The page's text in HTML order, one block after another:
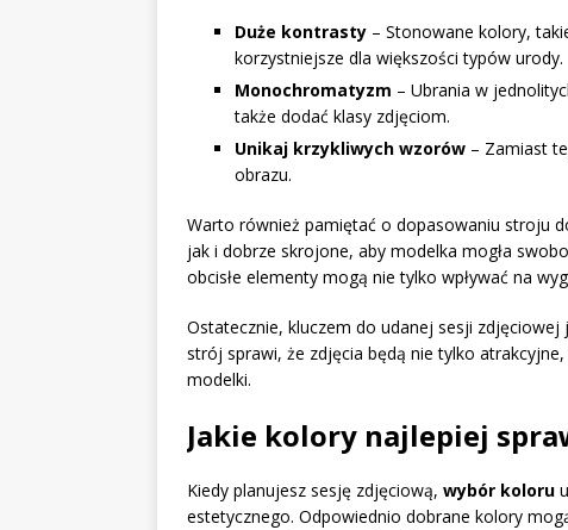
Duże kontrasty – Stonowane kolory,
korzystniejsze dla większości typów urody.
Monochromatyzm – Ubrania w
także dodać klasy zdjęciom.
Unikaj krzykliwych wzorów – Zamiast
obrazu.
Warto również pamiętać o dopasowaniu stroju
jak i dobrze skrojone, aby modelka mogła
obcisłe elementy mogą nie tylko wpływać na
Ostatecznie, kluczem do udanej sesji
strój sprawi, że zdjęcia będą nie tylko
modelki.
Jakie kolory najlepiej
Kiedy planujesz sesję zdjęciową, wybór koloru
estetycznego. Odpowiednio dobrane kolory